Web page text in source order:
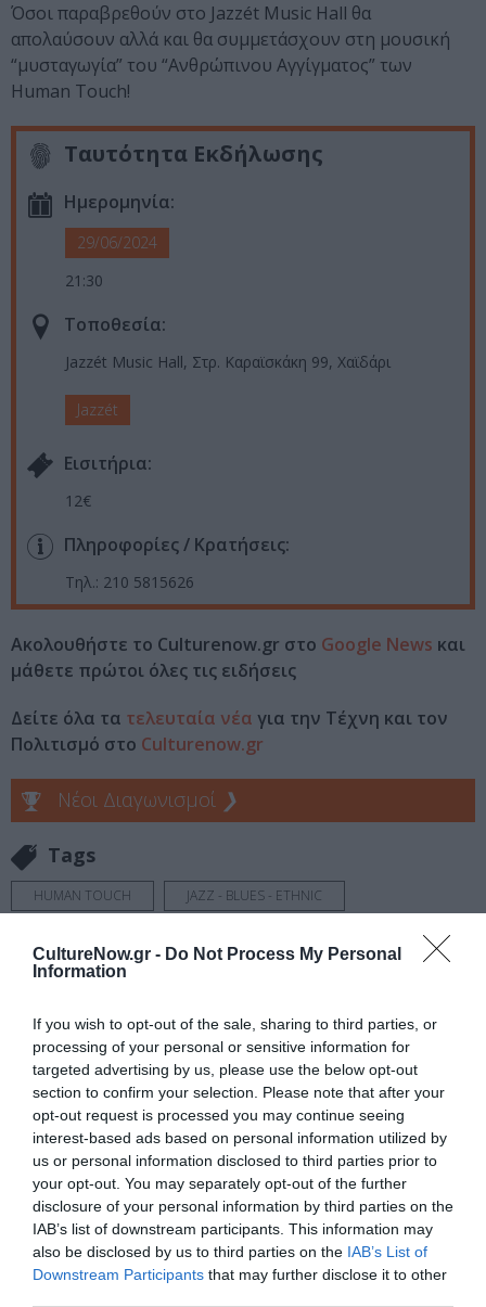
CultureNow.gr - Do Not Process My Personal
Information
If you wish to opt-out of the sale, sharing to third parties, or
processing of your personal or sensitive information for
targeted advertising by us, please use the below opt-out
section to confirm your selection. Please note that after your
opt-out request is processed you may continue seeing
interest-based ads based on personal information utilized by
us or personal information disclosed to third parties prior to
your opt-out. You may separately opt-out of the further
disclosure of your personal information by third parties on the
IAB’s list of downstream participants. This information may
also be disclosed by us to third parties on the IAB’s List of
Downstream Participants that may further disclose it to other
Όσοι παραβρεθούν στο Jazzét Music Hall θα
απολαύσουν αλλά και θα συμμετάσχουν στη μουσική
“μυσταγωγία” του “Ανθρώπινου Αγγίγματος” των
Human Touch!
Ταυτότητα Εκδήλωσης
Ημερομηνία:
29/06/2024
21:30
Τοποθεσία:
Jazzét Music Hall, Στρ. Καραϊσκάκη 99, Χαϊδάρι
Jazzét
Eισιτήρια:
12€
Πληροφορίες / Κρατήσεις:
Τηλ.: 210 5815626
Ακολουθήστε το Culturenow.gr στο Google News και
μάθετε πρώτοι όλες τις ειδήσεις
Δείτε όλα τα τελευταία νέα για την Τέχνη και τον
Πολιτισμό στο Culturenow.gr
Νέοι Διαγωνισμοί ❯
Tags
HUMAN TOUCH
JAZZ - BLUES - ETHNIC
ΣΤΑΥΡΟΣ ΛΑΝΤΣΙΑΣ
Newsletter
Κάθε βδομάδα στο e-mail σας τα τελευταία νέα για
την Τέχνη και τον Πολιτισμό!
Ακολουθήστε το Culturenow.gr